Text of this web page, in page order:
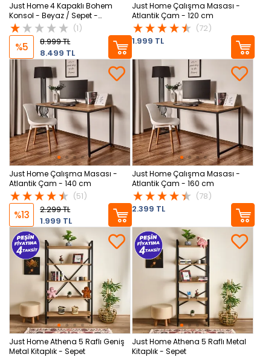
Just Home 4 Kapaklı Bohem
Konsol - Beyaz / Sepet -
80x40x140 cm
(1)
%5
8.999 TL
8.499 TL
Just Home Çalışma Masası -
Atlantik Çam - 120 cm
(72)
1.999 TL
Just Home Çalışma Masası -
Atlantik Çam - 140 cm
(51)
%13
2.299 TL
1.999 TL
Just Home Çalışma Masası -
Atlantik Çam - 160 cm
(78)
2.399 TL
Just Home Athena 5 Raflı Geniş
Metal Kitaplık - Sepet
Just Home Athena 5 Raflı Metal
Kitaplık - Sepet